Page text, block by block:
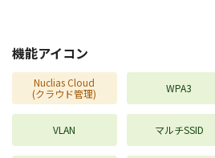
機能アイコン
Nuclias Cloud
(クラウド管理)
WPA3
VLAN マルチSSID